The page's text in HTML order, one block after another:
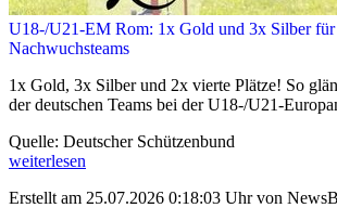
U18-/U21-EM Rom: 1x Gold und 3x Silber
Nachwuchsteams
1x Gold, 3x Silber und 2x vierte Plätze! So
der deutschen Teams bei der U18-/U21-
Quelle: Deutscher Schützenbund
weiterlesen
Erstellt am 25.07.2026 0:18:03 Uhr von